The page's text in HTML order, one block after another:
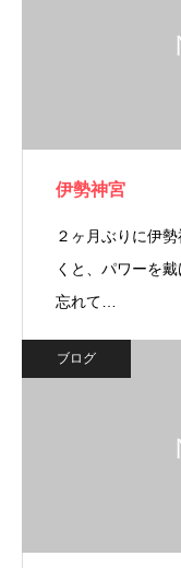
伊勢神宮
２ヶ月ぶりに伊
くと、パワーを
忘れて…
ブログ